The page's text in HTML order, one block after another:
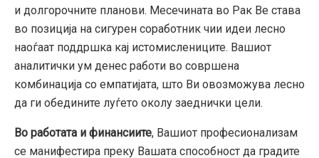
и долгорочните планови. Месечината во Рак Ве става
во позиција на сигурен соработник чии идеи лесно
наоѓаат поддршка кај истомислениците. Вашиот
аналитички ум денес работи во совршена
комбинација со емпатијата, што Ви овозможува лесно
да ги обедините луѓето околу заеднички цели.
Во работата и финансиите, Вашиот професионализам
се манифестира преку Вашата способност да градите